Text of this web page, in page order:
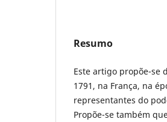
Resumo
Este artigo propõe-se
1791, na França, na
representantes do
Propõe-se também